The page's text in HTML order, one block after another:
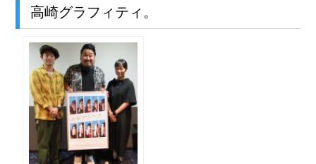
高崎グラフィティ。